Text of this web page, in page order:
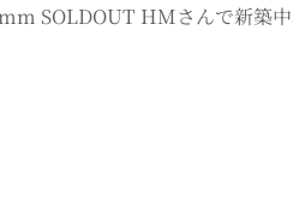
HMさんで新築中